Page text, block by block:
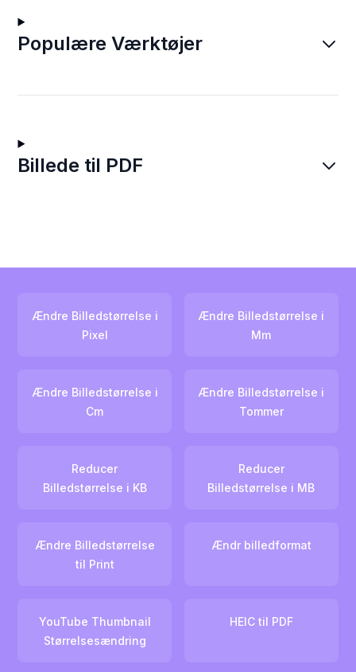
Populære Værktøjer
Billede til PDF
Ændre Billedstørrelse i
Pixel
Ændre Billedstørrelse i
Mm
Ændre Billedstørrelse i
Cm
Ændre Billedstørrelse i
Tommer
Reducer
Billedstørrelse i KB
Reducer
Billedstørrelse i MB
Ændre Billedstørrelse
til Print
Ændr billedformat
YouTube Thumbnail
Størrelsesændring
HEIC til PDF